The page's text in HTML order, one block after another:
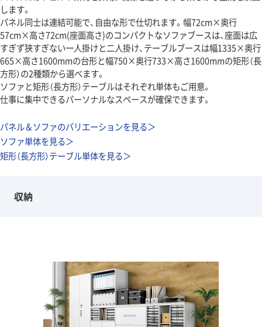
します。
パネル同士は連結可能で、自由な形で仕切れます。幅72cm×奥行
57cm×高さ72cm(座面高さ)のコンパクトなソファブースは、座面は広
すぎず狭すぎない一人掛けと二人掛け、テーブルブースは幅1335×奥行
665×高さ1600mmの台形と幅750×奥行733×高さ1600mmの矩形（長
方形）の2種類から選べます。
ソファと矩形（長方形）テーブルはそれぞれ単体もご用意。
仕事に集中できるパーソナルなスペースが確保できます。
パネル＆ソファのバリエーションを見る＞
ソファ単体を見る＞
矩形（長方形）テーブル単体を見る＞
収納